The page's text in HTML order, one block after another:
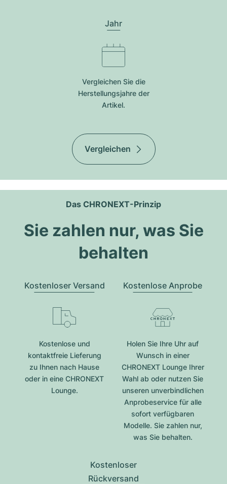
Jahr
Vergleichen Sie die
Herstellungsjahre der
Artikel.
Vergleichen
Das CHRONEXT-Prinzip
Sie zahlen nur, was Sie
behalten
Kostenloser Versand
Kostenlose und
kontaktfreie Lieferung
zu Ihnen nach Hause
oder in eine CHRONEXT
Lounge.
Kostenlose Anprobe
Holen Sie Ihre Uhr auf
Wunsch in einer
CHRONEXT Lounge Ihrer
Wahl ab oder nutzen Sie
unseren unverbindlichen
Anprobeservice für alle
sofort verfügbaren
Modelle. Sie zahlen nur,
was Sie behalten.
Kostenloser
Rückversand